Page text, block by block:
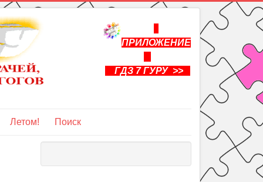
ПРИЛОЖЕНИЕ
ГДЗ 7 ГУРУ >>
Летом! Поиск